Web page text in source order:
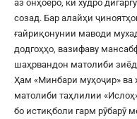
аз онҳоеро, ки худро
созад. Бар алайҳи
ғайриқонунии маводи
додгоҳҳо, вазифаву
шаҳрвандон матолиби
Ҳам «Минбари муҳоҷир» ва
матолиби таҳлилии
бо истиқболи гарм рӯбарӯ